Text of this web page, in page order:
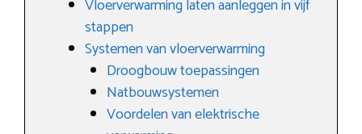
Vloerverwarming laten aanleggen in vijf
stappen
Systemen van vloerverwarming
Droogbouw toepassingen
Natbouwsystemen
Voordelen van elektrische